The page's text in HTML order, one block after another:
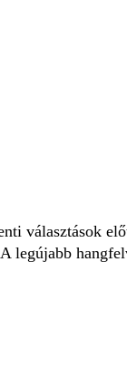
választások
legújabb